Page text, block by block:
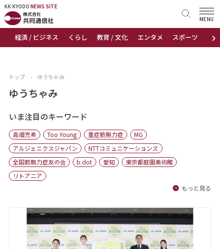
KK KYODO NEWS SITE
›
経済 / ビジネス くらし 教育 / 文化 エンタメ スポーツ 地域
MENU
KK KYODONEWS SITE
トップページ
ニュース
おすすめコンテンツ
出版物
会社概要
トップ › ゆうちゃみ
ゆうちゃみ
いま注目のキーワード
高畑充希 Too Young 重症筋無力症
MG
アルジェニクスジャパン
NTTコミュニケーションズ
全国筋無力症友の会
b.dot 愛知
東京都庭園美術館
リトアニア
もっと見る